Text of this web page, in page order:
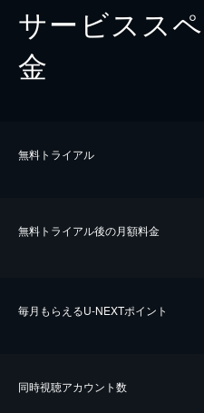
サービスス
金
無料トライアル
無料トライアル後の⽉額料金
毎⽉もらえるU-NEXTポイント
同時視聴アカウント数